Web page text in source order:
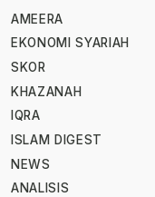
AMEERA
EKONOMI SYARIAH
SKOR
KHAZANAH
IQRA
ISLAM DIGEST
NEWS
ANALISIS